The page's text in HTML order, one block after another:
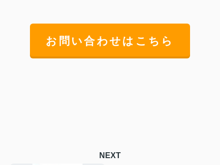
お問い合わせはこちら
NEXT